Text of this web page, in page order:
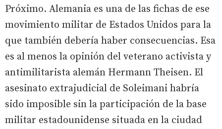
Próximo. Alemania es una de las fichas de ese
movimiento militar de Estados Unidos para la
que también debería haber consecuencias. Esa
es al menos la opinión del veterano activista y
antimilitarista alemán Hermann Theisen. El
asesinato extrajudicial de Soleimani habría
sido imposible sin la participación de la base
militar estadounidense situada en la ciudad